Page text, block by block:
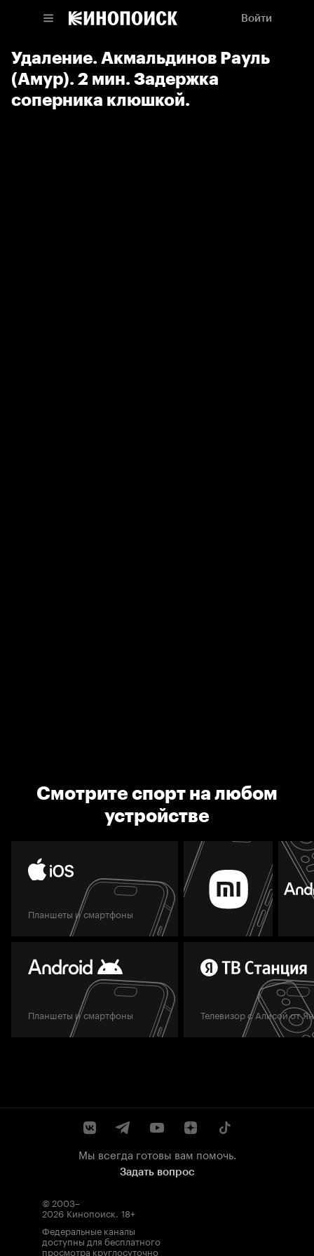
Войти
Удаление. Акмальдинов Рауль
(Амур). 2 мин. Задержка
соперника клюшкой.
Смотрите спорт на любом
устройстве
Планшеты и смартфоны
Планшеты и смартфоны Телевизор с Алисой от
Мы всегда готовы вам помочь.
Задать вопрос
© 2003–
2026 Кинопоиск. 18+
Федеральные каналы
доступны для бесплатного
просмотра круглосуточно